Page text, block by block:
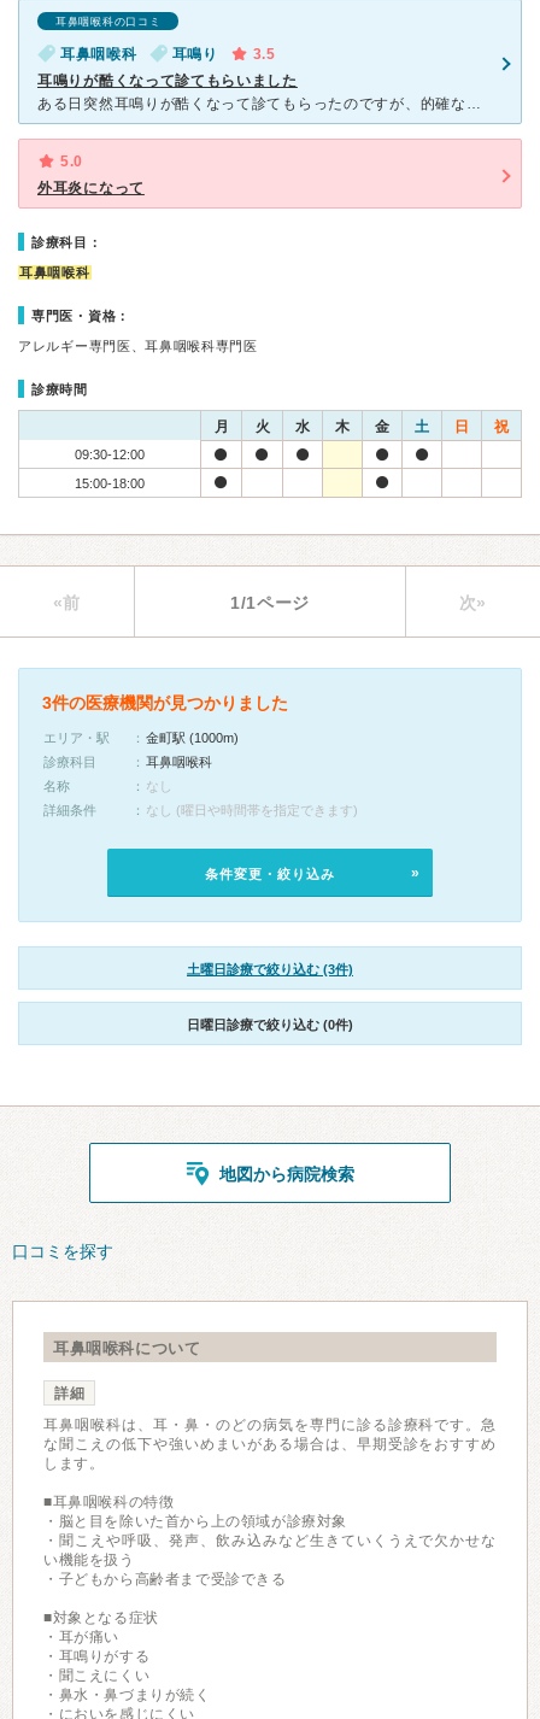
耳鼻咽喉科の口コミ
耳鼻咽喉科 耳鳴り
3.5
耳鳴りが酷くなって診てもらいました
ある日突然耳鳴りが酷くなって診てもらったのですが、的確な診療をしてもらい助かりました。 ただ何度も検査をしたのですが原因は特定できず結局耳鳴りは続いたままです。 しかしこの耳鳴りはどうしようもない
5.0
外耳炎になって
診療科目：
耳鼻咽喉科
専門医・資格：
アレルギー専門医、耳鼻咽喉科専門医
診療時間
月 火 水 木 金 土 日 祝
09:30-12:00
15:00-18:00
«前 1/1ページ 次»
3件の医療機関が見つかりました
エリア・駅
金町駅 (1000m)
診療科目
耳鼻咽喉科
名称
なし
詳細条件
なし (曜日や時間帯を指定できます)
条件変更・絞り込み
土曜日診療で絞り込む (3件)
日曜日診療で絞り込む (0件)
地図から病院検索
口コミを探す
耳鼻咽喉科について
詳細
耳鼻咽喉科は、耳・鼻・のどの病気を専門に診る診療科です。急
な聞こえの低下や強いめまいがある場合は、早期受診をおすすめ
します。
■耳鼻咽喉科の特徴
・脳と目を除いた首から上の領域が診療対象
・聞こえや呼吸、発声、飲み込みなど生きていくうえで欠かせな
い機能を扱う
・子どもから高齢者まで受診できる
■対象となる症状
・耳が痛い
・耳鳴りがする
・聞こえにくい
・鼻水・鼻づまりが続く
・においを感じにくい